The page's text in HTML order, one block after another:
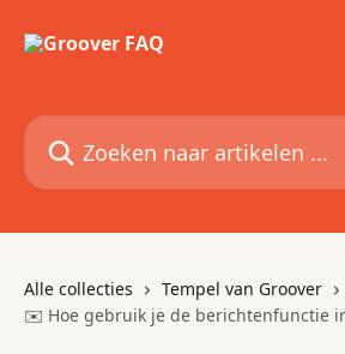
Zoeken naar artikelen ...
Alle collecties
Tempel van Groover
✉️ Hoe gebruik je de berichtenfunctie